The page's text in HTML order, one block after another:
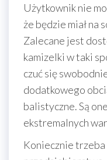
Użytkownik nie
że będzie miał na
Zalecane jest
kamizelki w taki
czuć się
dodatkowego
balistyczne. Są
ekstremalnych
Koniecznie trzeba